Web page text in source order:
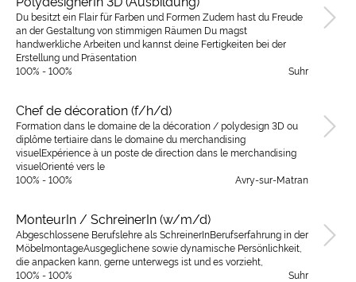
Du besitzt ein Flair für Farben und Formen Zudem hast du Freude
an der Gestaltung von stimmigen Räumen Du magst
handwerkliche Arbeiten und kannst deine Fertigkeiten bei der
Erstellung und Präsentation
100% - 100%
Suhr
Chef de décoration (f/h/d)
Formation dans le domaine de la décoration / polydesign 3D ou
diplôme tertiaire dans le domaine du merchandising
visuelExpérience à un poste de direction dans le merchandising
visuelOrienté vers le
100% - 100%
Avry-sur-Matran
MonteurIn / SchreinerIn (w/m/d)
Abgeschlossene Berufslehre als SchreinerInBerufserfahrung in der
MöbelmontageAusgeglichene sowie dynamische Persönlichkeit,
die anpacken kann, gerne unterwegs ist und es vorzieht,
100% - 100%
Suhr